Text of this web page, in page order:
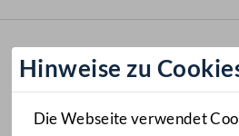
Hinweise zu
Die Webseite verwendet